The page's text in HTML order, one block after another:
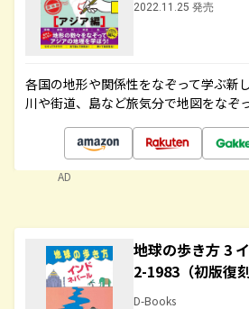
2022.11.25 発売
各国の地形や関係性をなぞって学ぶ新
川や街道、島など旅気分で地図をなぞ
AD
地球の歩き方 3
2-1983（初版復刻
D-Books